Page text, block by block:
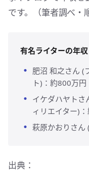
です。（筆者調べ・
有名ライターの年収
肥沼 和之さん (
ト)：約800万円
イケダハヤトさ
ィリエイター)
萩原かおりさん
出典：